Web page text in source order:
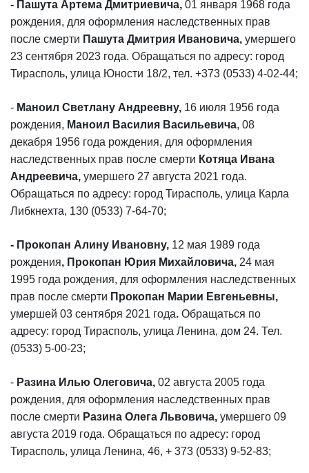
- Пашута Артема Дмитриевича, 01 января 1968 года
рождения, для оформления наследственных прав
после смерти Пашута Дмитрия Ивановича, умершего
23 сентября 2023 года. Обращаться по адресу: город
Тирасполь, улица Юности 18/2, тел. +373 (0533) 4-02-44;
- Маноил Светлану Андреевну, 16 июля 1956 года
рождения, Маноил Василия Васильевича, 08
декабря 1956 года рождения, для оформления
наследственных прав после смерти Котяца Ивана
Андреевича, умершего 27 августа 2021 года.
Обращаться по адресу: город Тирасполь, улица Карла
Либкнехта, 130 (0533) 7-64-70;
- Прокопан Алину Ивановну, 12 мая 1989 года
рождения, Прокопан Юрия Михайловича, 24 мая
1995 года рождения, для оформления наследственных
прав после смерти Прокопан Марии Евгеньевны,
умершей 03 сентября 2021 года. Обращаться по
адресу: город Тирасполь, улица Ленина, дом 24. Тел.
(0533) 5-00-23;
- Разина Илью Олеговича, 02 августа 2005 года
рождения, для оформления наследственных прав
после смерти Разина Олега Львовича, умершего 09
августа 2019 года. Обращаться по адресу: город
Тирасполь, улица Ленина, 46, + 373 (0533) 9-52-83;